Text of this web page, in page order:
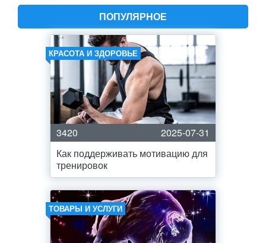
ПОПУЛЯРНОЕ
КРАСОТА И ЗДОРОВЬЕ
3420
2025-07-31
Как поддерживать мотивацию для
тренировок
ТОВАРЫ И УСЛУГИ